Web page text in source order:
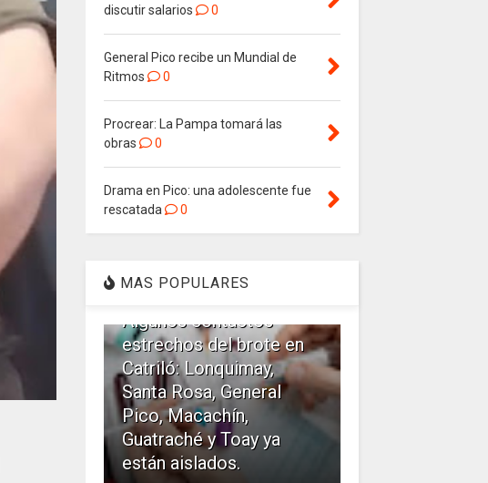
discutir salarios
0
General Pico recibe un Mundial de
Ritmos
0
Procrear: La Pampa tomará las
obras
0
Drama en Pico: una adolescente fue
rescatada
0
MAS POPULARES
1
Algunos contactos
estrechos del brote en
Catriló: Lonquimay,
Santa Rosa, General
Pico, Macachín,
Guatraché y Toay ya
están aislados.